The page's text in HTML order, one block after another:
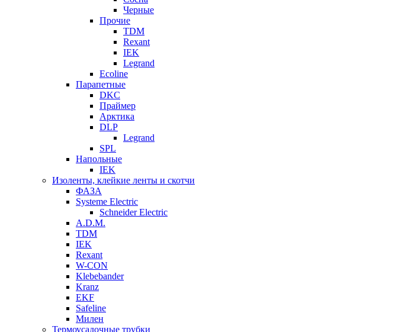
Черные
Прочие
TDM
Rexant
IEK
Legrand
Ecoline
Парапетные
DKC
Праймер
Арктика
DLP
Legrand
SPL
Напольные
IEK
Изоленты, клейкие ленты и скотчи
ФАЗА
Systeme Electric
Schneider Electric
A.D.M.
TDM
IEK
Rexant
W-CON
Klebebander
Kranz
EKF
Safeline
Милен
Термоусадочные трубки